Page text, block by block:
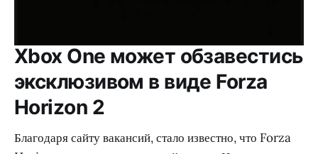
Xbox One может обзавестись
эксклюзивом в виде Forza
Horizon 2
Благодаря сайту вакансий, стало известно, что Forza